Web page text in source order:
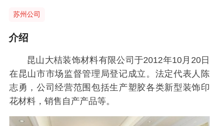
苏州公司
介绍
昆山大桔装饰材料有限公司于2012年10月20日
在昆山市市场监督管理局登记成立。法定代表人陈
志勇，公司经营范围包括生产塑胶各类新型装饰印
花材料，销售自产产品等。